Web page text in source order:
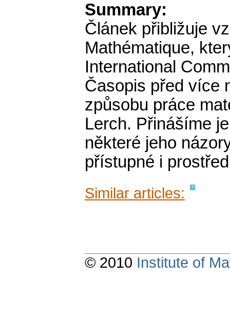
Summary:
Článek přibližuje
Mathématique,
International
Časopis před více
způsobu práce
Lerch. Přinášíme
některé jeho
přístupné i
Similar articles:
© 2010 Institute of